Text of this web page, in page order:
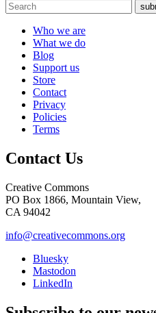
Who we are
What we do
Blog
Support us
Store
Contact
Privacy
Policies
Terms
Contact Us
Creative Commons
PO Box 1866, Mountain View,
CA 94042
info@creativecommons.org
Bluesky
Mastodon
LinkedIn